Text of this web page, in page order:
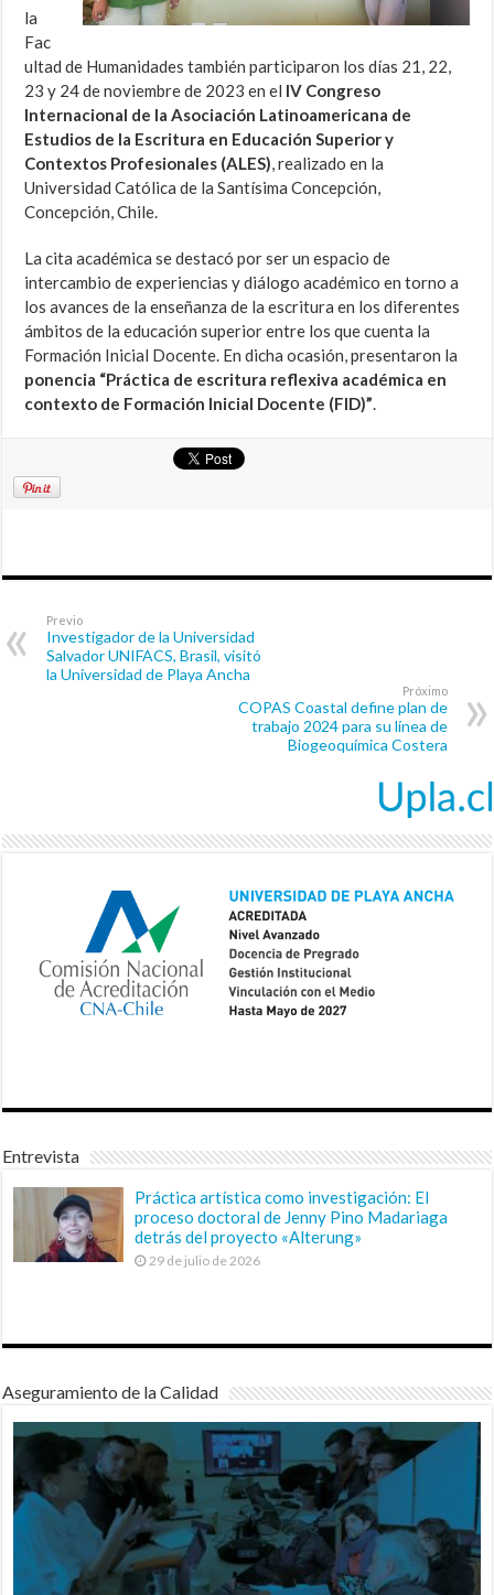
la
Fac
ultad de Humanidades también participaron los días 21, 22,
23 y 24 de noviembre de 2023 en el IV Congreso
Internacional de la Asociación Latinoamericana de
Estudios de la Escritura en Educación Superior y
Contextos Profesionales (ALES), realizado en la
Universidad Católica de la Santísima Concepción,
Concepción, Chile.
La cita académica se destacó por ser un espacio de
intercambio de experiencias y diálogo académico en torno a
los avances de la enseñanza de la escritura en los diferentes
ámbitos de la educación superior entre los que cuenta la
Formación Inicial Docente. En dicha ocasión, presentaron la
ponencia “Práctica de escritura reflexiva académica en
contexto de Formación Inicial Docente (FID)”.
Previo
Investigador de la Universidad
Salvador UNIFACS, Brasil, visitó
la Universidad de Playa Ancha
Próximo
COPAS Coastal define plan de
trabajo 2024 para su línea de
Biogeoquímica Costera
Entrevista
Práctica artística como investigación: El
proceso doctoral de Jenny Pino Madariaga
detrás del proyecto «Alterung»
29 de julio de 2026
Aseguramiento de la Calidad